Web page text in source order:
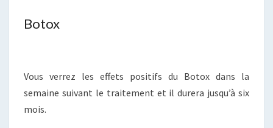
Botox
Vous verrez les effets positifs du Botox dans la
semaine suivant le traitement et il durera jusqu’à six
mois.